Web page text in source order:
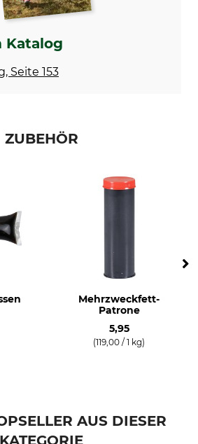
Katalog
Seite 153
ZUBEHÖR
Mehrzweckfett-
Patrone
5,95
(119,00 / 1 kg)
AUS DIESER